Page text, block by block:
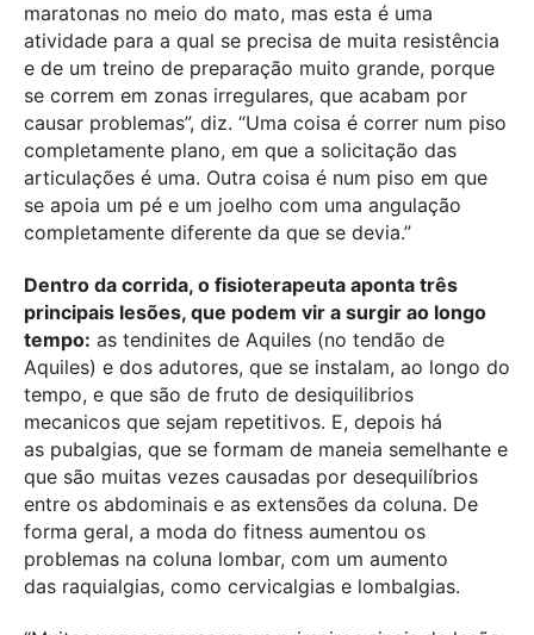
maratonas no meio do mato, mas esta é uma
atividade para a qual se precisa de muita resistência
e de um treino de preparação muito grande, porque
se correm em zonas irregulares, que acabam por
causar problemas”, diz. “Uma coisa é correr num piso
completamente plano, em que a solicitação das
articulações é uma. Outra coisa é num piso em que
se apoia um pé e um joelho com uma angulação
completamente diferente da que se devia.”
Dentro da corrida, o fisioterapeuta aponta três
principais lesões, que podem vir a surgir ao longo
tempo: as tendinites de Aquiles (no tendão de
Aquiles) e dos adutores, que se instalam, ao longo do
tempo, e que são de fruto de desiquilibrios
mecanicos que sejam repetitivos. E, depois há
as pubalgias, que se formam de maneia semelhante e
que são muitas vezes causadas por desequilíbrios
entre os abdominais e as extensões da coluna. De
forma geral, a moda do fitness aumentou os
problemas na coluna lombar, com um aumento
das raquialgias, como cervicalgias e lombalgias.